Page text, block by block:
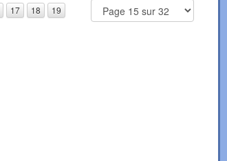
17 18
19